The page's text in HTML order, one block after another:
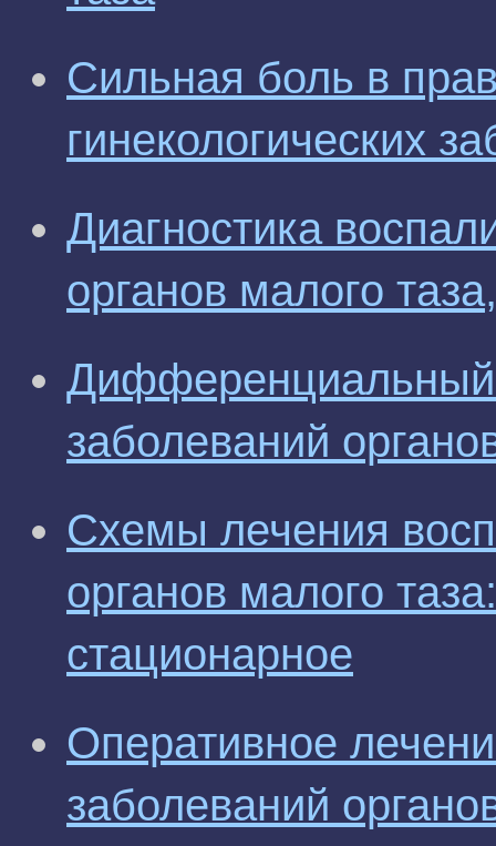
Сильная боль в
гинекологических
Диагностика
органов малого
Дифференциальный
заболеваний
Схемы лечения
органов малого
стационарное
Оперативное
заболеваний